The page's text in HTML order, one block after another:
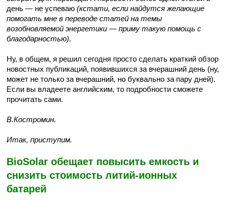
день — не успеваю(кстати, если найдутся желающие
помогать мне в переводе статей на темы
возобновляемой энергетики — приму такую помощь с
благодарностью).
Ну, в общем, я решил сегодня просто сделать краткий обзор
новостных публикаций, появившихся за вчерашний день (ну,
может не только за вчерашний, но буквально за пару дней).
Если вы владеете английским, то подробности сможете
прочитать сами.
В.Костромин.
Итак, приступим.
BioSolar обещает повысить емкость и
снизить стоимость литий-ионных
батарей